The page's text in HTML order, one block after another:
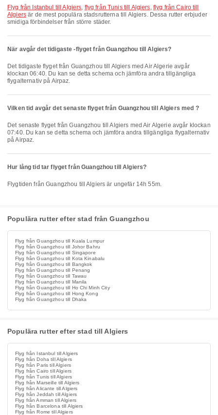
flyg från Istanbul till Algiers, flyg från Tunis till Algiers, flyg från Cairo till
Algiersär de mest populära stadsrutterna till Algiers. Dessa rutter erbjuder
smidiga förbindelser från större städer.
När avgår det tidigaste -flyget från Guangzhou till Algiers?
Det tidigaste flyget från Guangzhou till Algiers med Air Algerie avgår
klockan 06:40. Du kan se detta schema och jämföra andra tillgängliga
flygalternativ på Airpaz.
Vilken tid avgår det senaste flyget från Guangzhou till Algiers med ?
Det senaste flyget från Guangzhou till Algiers med Air Algerie avgår klockan
07:40. Du kan se detta schema och jämföra andra tillgängliga flygalternativ
på Airpaz.
Hur lång tid tar flyget från Guangzhou till Algiers?
Flygtiden från Guangzhou till Algiers är ungefär 14h 55m.
Populära rutter efter stad från Guangzhou
Flyg från Guangzhou till Kuala Lumpur
Flyg från Guangzhou till Johor Bahru
Flyg från Guangzhou till Singapore
Flyg från Guangzhou till Kota Kinabalu
Flyg från Guangzhou till Bangkok
Flyg från Guangzhou till Penang
Flyg från Guangzhou till Tawau
Flyg från Guangzhou till Manila
Flyg från Guangzhou till Ho Chi Minh City
Flyg från Guangzhou till Hong Kong
Flyg från Guangzhou till Dhaka
Populära rutter efter stad till Algiers
Flyg från Istanbul till Algiers
Flyg från Doha till Algiers
Flyg från Paris till Algiers
Flyg från Cairo till Algiers
Flyg från Tunis till Algiers
Flyg från Marseille till Algiers
Flyg från Alicante till Algiers
Flyg från Jeddah till Algiers
Flyg från Amman till Algiers
Flyg från Barcelona till Algiers
Flyg från Rome till Algiers